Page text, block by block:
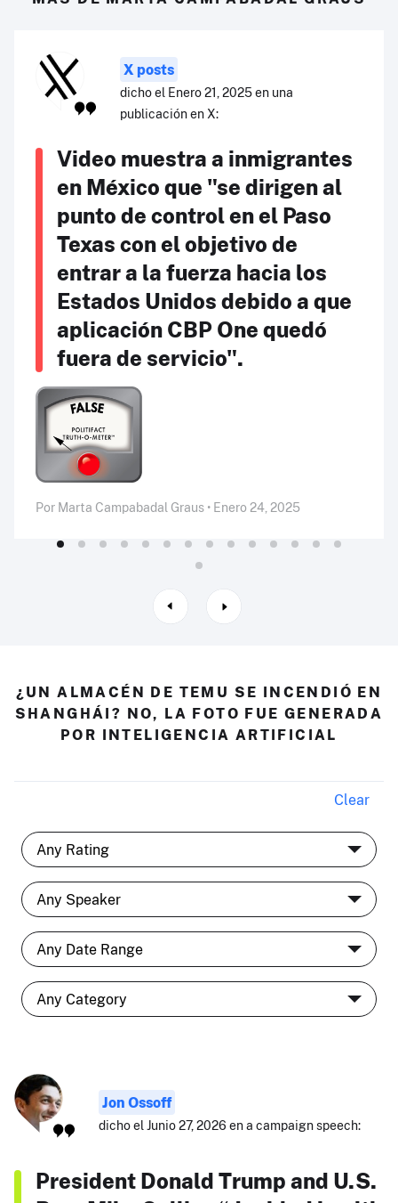
X posts
dicho el Enero 21, 2025 en una
publicación en X:
Video muestra a inmigrantes
en México que "se dirigen al
punto de control en el Paso
Texas con el objetivo de
entrar a la fuerza hacia los
Estados Unidos debido a que
aplicación CBP One quedó
fuera de servicio".
Por Marta Campabadal Graus • Enero 24, 2025
¿UN ALMACÉN DE TEMU SE INCENDIÓ EN
SHANGHÁI? NO, LA FOTO FUE GENERADA
POR INTELIGENCIA ARTIFICIAL
Clear
Jon Ossoff
dicho el Junio 27, 2026 en a campaign speech:
President Donald Trump and U.S.